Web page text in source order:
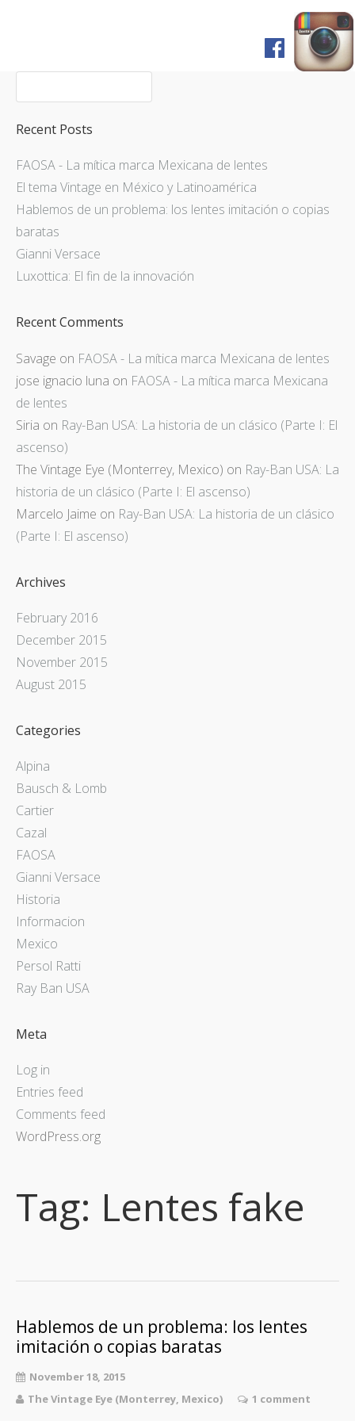
Home
FAQ
Servicios
Prensa
Recent Posts
FAOSA - La mítica marca Mexicana de lentes
El tema Vintage en México y Latinoamérica
Hablemos de un problema: los lentes imitación o copias
baratas
Gianni Versace
Luxottica: El fin de la innovación
Recent Comments
Savage on FAOSA - La mítica marca Mexicana de lentes
jose ignacio luna on FAOSA - La mítica marca Mexicana
de lentes
Siria on Ray-Ban USA: La historia de un clásico (Parte I: El
ascenso)
The Vintage Eye (Monterrey, Mexico) on Ray-Ban USA: La
historia de un clásico (Parte I: El ascenso)
Marcelo Jaime on Ray-Ban USA: La historia de un clásico
(Parte I: El ascenso)
Archives
February 2016
December 2015
November 2015
August 2015
Categories
Alpina
Bausch & Lomb
Cartier
Cazal
FAOSA
Gianni Versace
Historia
Informacion
Mexico
Persol Ratti
Ray Ban USA
Meta
Log in
Entries feed
Comments feed
WordPress.org
Tag: Lentes fake
Hablemos de un problema: los lentes
imitación o copias baratas
November 18, 2015
The Vintage Eye (Monterrey, Mexico)
1 comment